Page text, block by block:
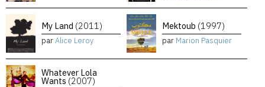
My Land (2011)
parAlice Leroy
Mektoub (1997)
par Marion Pasquier
Whatever Lola
Wants (2007)